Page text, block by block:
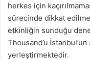
herkes için
sürecinde dikkat
etkinliğin sunduğu
Thousand’u
yerleştirmektedir.